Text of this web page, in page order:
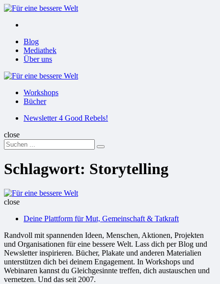
Menu
Menu
Blog
Mediathek
Über uns
Für
Workshops
Bücher
SuchenNewsletter 4 Good Rebels!
close
Search
for:
Suchen
Schlagwort: Storytelling
Für
Welt
close
Deine Plattform für Mut, Gemeinschaft & Tatkraft
Randvoll mit spannenden Ideen, Menschen, Aktionen, Projekten
und Organisationen für eine bessere Welt. Lass dich per Blog und
Newsletter inspirieren. Bücher, Plakate und anderen Materialien
unterstützen dich bei deinem Engagement. In Workshops und
Webinaren kannst du Gleichgesinnte treffen, dich austauschen und
vernetzen. Und das seit 2007.